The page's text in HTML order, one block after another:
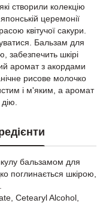
створили колекцію
церемонії
квітучої сакури.
Бальзам для
забезпечить шкірі
аромат з акордами
рисове молочко
і м'яким, а аромат
бальзамом для
поглинається шкірою,
Cetearyl Alcohol,